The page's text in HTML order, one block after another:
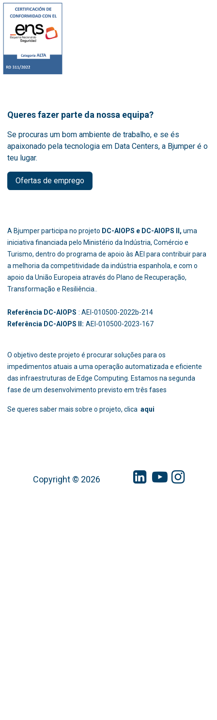
Queres fazer parte da nossa equipa?
Se procuras um bom ambiente de trabalho, e se és
apaixonado pela tecnologia em Data Centers, a Bjumper é o
teu lugar.
A Bjumper participa no projetoDC-AIOPS e DC-AIOPS II,uma
iniciativa financiada pelo Ministério da Indústria, Comércio e
Turismo, dentro do programa de apoio às AEI para contribuir para
a melhoria da competitividade da indústria espanhola, e com o
Transformação e Resiliência..
Referência DC-AIOPS II:
AEI-010500-2023-167
O objetivo deste projeto é procurar soluções para os
impedimentos atuais a uma operação automatizada e eficiente
das infraestruturas de Edge Computing. Estamos na segunda